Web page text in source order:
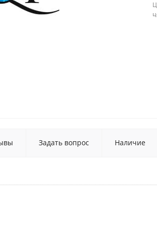
Задать вопрос Наличие